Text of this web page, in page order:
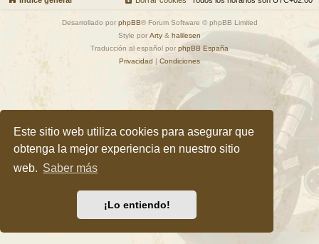
Este sitio web utiliza cookies para asegurar que
obtenga la mejor experiencia en nuestro sitio
web. Saber más
¡Lo entiendo!
Desarrollado por phpBB® Forum Software © phpBB Limited
Style por Arty & halilesen
Traducción al español por phpBB España
Privacidad | Condiciones